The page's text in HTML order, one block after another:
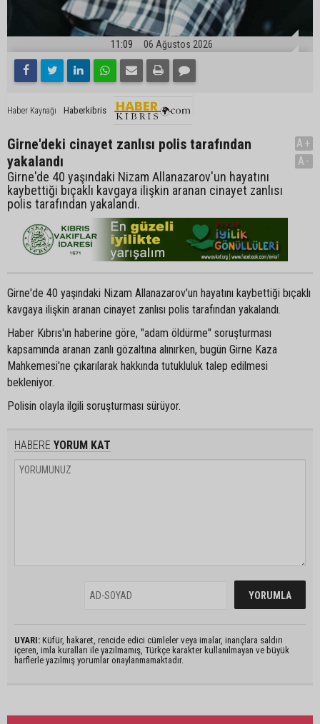
11:09 06 Ağustos 2026
Haber Kaynağı Haberkibris
Girne'deki cinayet zanlısı polis tarafından
yakalandı
Girne'de 40 yaşındaki Nizam Allanazarov'un hayatını
kaybettiği bıçaklı kavgaya ilişkin aranan cinayet zanlısı
polis tarafından yakalandı.
A+
A-
Girne'de 40 yaşındaki Nizam Allanazarov'un hayatını kaybettiği bıçaklı
kavgaya ilişkin aranan cinayet zanlısı polis tarafından yakalandı.
Haber Kıbrıs'ın haberine göre, "adam öldürme" soruşturması
kapsamında aranan zanlı gözaltına alınırken, bugün Girne Kaza
Mahkemesi'ne çıkarılarak hakkında tutukluluk talep edilmesi
bekleniyor.
Polisin olayla ilgili soruşturması sürüyor.
HABERE YORUM KAT
UYARI: Küfür, hakaret, rencide edici cümleler veya imalar, inançlara saldırı
içeren, imla kuralları ile yazılmamış, Türkçe karakter kullanılmayan ve büyük
harflerle yazılmış yorumlar onaylanmamaktadır.